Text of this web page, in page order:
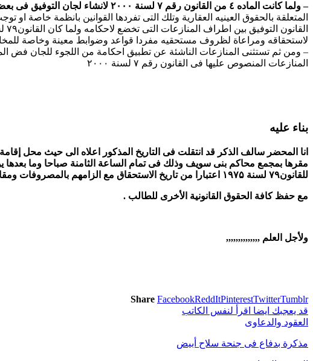
– ولما كانت الماده ٤ من القانون رقم ۷ لسنة ۲۰۰۰ لانشاء لجان التوفيق فى بعض المنازعات نصت على انه
المتعلقة بالحقوق العينيه العقارية وتلك التى تفردها القوانين بانظمة خاصة
لاستحقاقه ومراعاة لظروف مستحقيه مفردا قواعد وضوابط معينة وخاصة
المنازعات المنصوص عليها فى القانون رقم ۷ لسنة ۲۰۰۰
بناء عليه
انا المحضر سالف الذكر قد انتقلت فى التاريخ المذكور اعلاه الى حيث محل
للقانون۷۹ لسنة ۱۹۷۵ اعتبارا من تاريخ الاستحقاق مع الزامهم بالمصروفات ومقابل اتعاب المحاماه وشمول الحكم بالنفاذ المعجل
مع حفظ كافة الحقوق القانونية الأخرى للطالب .
ولأجل العلم ,,,,,,,,,,,,,,
Share FacebookReddItPinterestTwitterTumblr
قد يعجبك ايضا اقرأ لنفس الكاتب
العقود والدعاوى
مذكرة بدفاع فى جنحة سلاح أبيض